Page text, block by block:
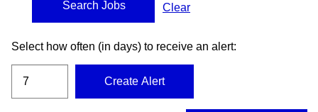
Clear
Select how often (in days) to receive an alert:
Create Alert